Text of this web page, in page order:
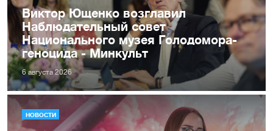
Виктор Ющенко возглавил
Наблюдательный совет
Национального музея Голодомора-
геноцида - Минкульт
6 августа 2026
НОВОСТИ